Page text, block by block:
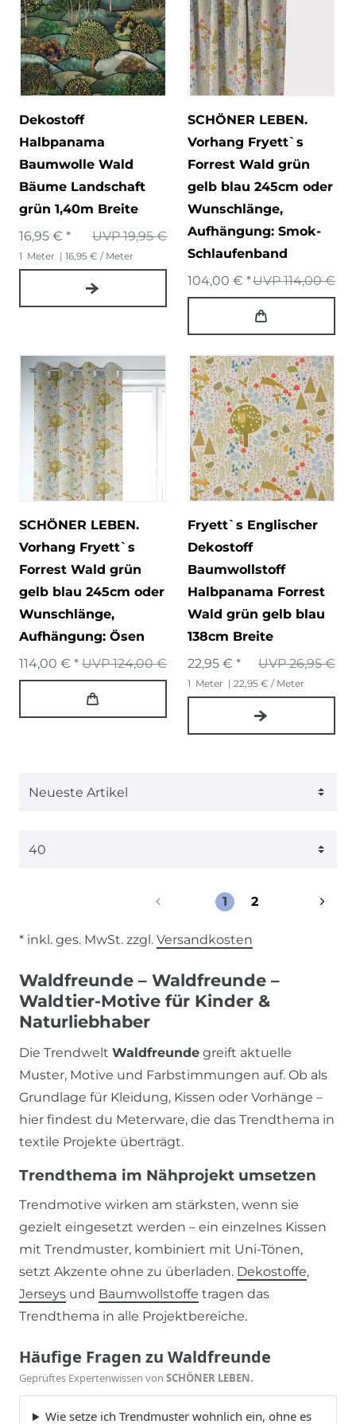
Dekostoff
Halbpanama
Baumwolle Wald
Bäume Landschaft
grün 1,40m Breite
UVP 19,95 €
16,95 € *
1 Meter | 16,95 € / Meter
SCHÖNER LEBEN.
Vorhang Fryett`s
Forrest Wald grün
gelb blau 245cm oder
Wunschlänge,
Aufhängung: Smok-
Schlaufenband
UVP 114,00 €
104,00 € *
SCHÖNER LEBEN.
Vorhang Fryett`s
Forrest Wald grün
gelb blau 245cm oder
Wunschlänge,
Aufhängung: Ösen
UVP 124,00 €
114,00 € *
Fryett`s Englischer
Dekostoff
Baumwollstoff
Halbpanama Forrest
Wald grün gelb blau
138cm Breite
UVP 26,95 €
22,95 € *
1 Meter | 22,95 € / Meter
1 2
* inkl. ges. MwSt. zzgl. Versandkosten
Waldfreunde – Waldfreunde –
Waldtier-Motive für Kinder &
Naturliebhaber
Die Trendwelt Waldfreunde greift aktuelle
Muster, Motive und Farbstimmungen auf. Ob als
Grundlage für Kleidung, Kissen oder Vorhänge –
hier findest du Meterware, die das Trendthema in
textile Projekte überträgt.
Trendthema im Nähprojekt umsetzen
Trendmotive wirken am stärksten, wenn sie
gezielt eingesetzt werden – ein einzelnes Kissen
mit Trendmuster, kombiniert mit Uni-Tönen,
setzt Akzente ohne zu überladen. Dekostoffe,
Jerseys und Baumwollstoffe tragen das
Trendthema in alle Projektbereiche.
Häufige Fragen zu Waldfreunde
Geprüftes Expertenwissen von SCHÖNER LEBEN.
Wie setze ich Trendmuster wohnlich ein, ohne es